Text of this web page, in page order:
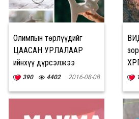
Олимпын төрлүүдийг
ЦААСАН УРЛАЛААР
ийнхүү дүрсэлжээ
390 4402 2016-08-08